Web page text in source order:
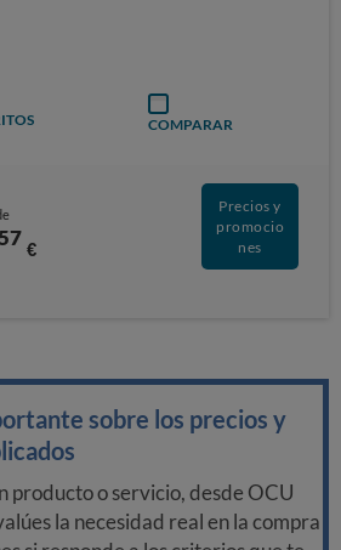
COMPARAR
€
Precios y
promocio
nes
sobre los precios y
producto o servicio, desde OCU
la necesidad real en la compra